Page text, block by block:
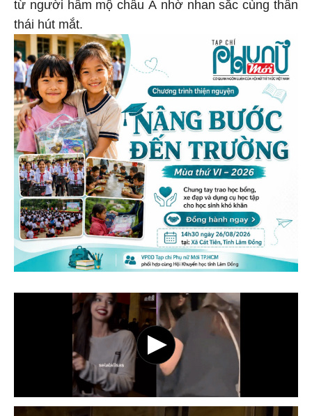
từ người hâm mộ châu Á nhờ nhan sắc cùng thần
thái hút mắt.